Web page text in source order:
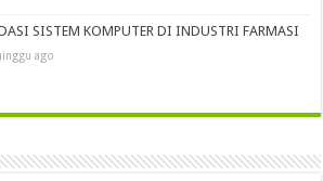
SISTEM KOMPUTER DI INDUSTRI FARMASI
ago